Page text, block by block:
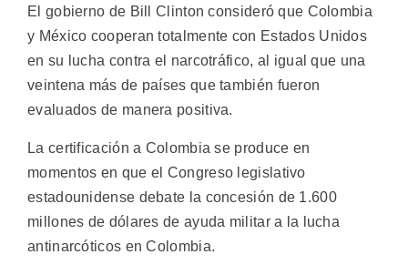
El gobierno de Bill Clinton consideró que Colombia
y México cooperan totalmente con Estados Unidos
en su lucha contra el narcotráfico, al igual que una
veintena más de países que también fueron
evaluados de manera positiva.
La certificación a Colombia se produce en
momentos en que el Congreso legislativo
estadounidense debate la concesión de 1.600
millones de dólares de ayuda militar a la lucha
antinarcóticos en Colombia.